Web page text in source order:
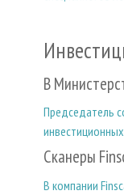
В
Председатель
Сканеры
В компании